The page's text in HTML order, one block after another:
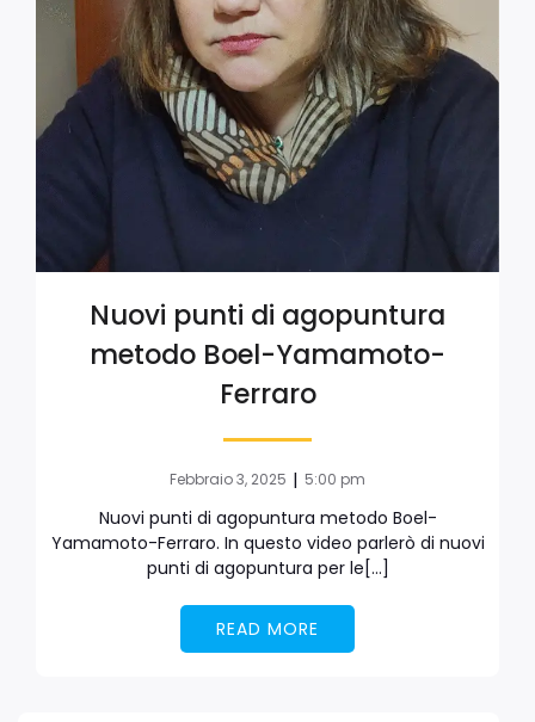
Nuovi punti di agopuntura
metodo Boel-Yamamoto-
Ferraro
Febbraio 3, 2025 | 5:00 pm
Nuovi punti di agopuntura metodo Boel-
Yamamoto-Ferraro. In questo video parlerò di nuovi
punti di agopuntura per le[…]
READ MORE